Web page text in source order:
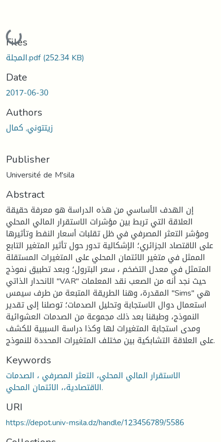
Loading...
Files
المجلة.pdf(252.34 KB)
Date
2017-06-30
Authors
زيتتوني, كمال
Publisher
Université de M'sila
Abstract
إن الهدف الأساسي من هذه الدراسة هو معرفة حقيقة
العلاقة التي تربط بين مؤشرات الاستقرار المالي المحلي
ومؤشر التعثر المصرفي في ظل تقلبات أسعار النفط وتأثيرها
على الاقتصاد الجزائري؛ الإشكالية تدور حول تأثير المتغير التابع
الممثل في متغير الائتمان المحلي على المتغيرات المستقلة
المتمثل في معدل التضخم ، سعر البترول؛ وبعد تطبيق نموذج
الانحدار الذاتي "VAR" حيث نجد أنه من الصعب نقد المعلمات
المقدرة، وهنا الطريقة المتبعة من طرف سيمس "Sims" هي
استعمال دوال الاستجابة وتحليل الصدمات؛ توصلنا إلى تقدير
النموذج، وطبقنا بعد ذلك مجموعة من الصدمات العشوائية
ومدى استجابة المتغيرات لها وكذا دراسة السببية للكشف
على العلاقة التشابكية بين مختلف المتغيرات المحددة للنموذج.
Keywords
الاستقرار المالي المحلي، التعثر المصرفي ، الصدمات
الاقتصادية،، الائتمان المحلي.
URI
https://depot.univ-msila.dz/handle/123456789/5586